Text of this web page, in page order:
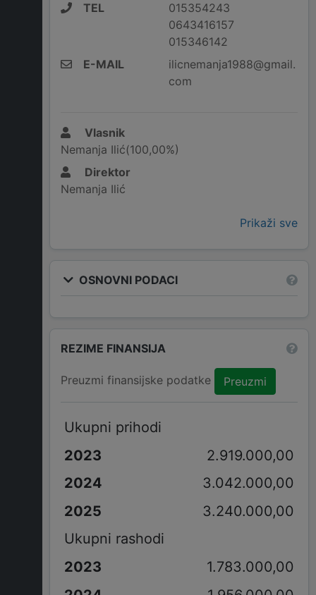
TEL
015354243
0643416157
015346142
E-MAIL
ilicnemanja1988@gmail.
com
Vlasnik
Nemanja Ilić(100,00%)
Direktor
Nemanja Ilić
Prikaži sve
OSNOVNI PODACI
REZIME FINANSIJA
Preuzmi finansijske podatke Preuzmi
Ukupni prihodi
2.919.000,00
3.042.000,00
3.240.000,00
Ukupni rashodi
1.783.000,00